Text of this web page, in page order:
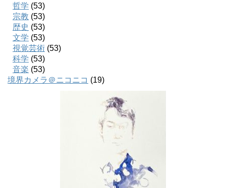
哲学 (53)
宗教 (53)
歴史 (53)
文学 (53)
視覚芸術 (53)
科学 (53)
音楽 (53)
境界カメラ＠ニコニコ (19)